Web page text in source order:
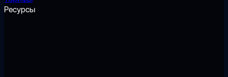
Ресурсы